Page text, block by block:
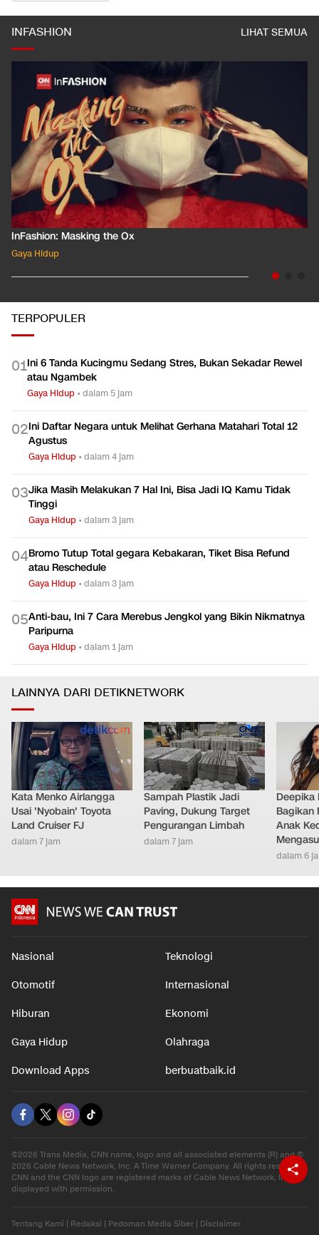
INFASHION LIHAT SEMUA
InFashion: Masking the Ox
Gaya Hidup
TERPOPULER
01Ini 6 Tanda Kucingmu Sedang Stres, Bukan Sekadar Rewel
atau Ngambek
Gaya Hidup •dalam 5 jam
02Ini Daftar Negara untuk Melihat Gerhana Matahari Total 12
Agustus
Gaya Hidup •dalam 4 jam
03Jika Masih Melakukan 7 Hal Ini, Bisa Jadi IQ Kamu Tidak
Tinggi
Gaya Hidup •dalam 3 jam
04Bromo Tutup Total gegara Kebakaran, Tiket Bisa Refund
atau Reschedule
Gaya Hidup •dalam 3 jam
05Anti-bau, Ini 7 Cara Merebus Jengkol yang Bikin Nikmatnya
Paripurna
Gaya Hidup •dalam 1 jam
LAINNYA DARI DETIKNETWORK
Kata Menko Airlangga
Usai 'Nyobain' Toyota
Land Cruiser FJ
dalam 7 jam
Sampah Plastik Jadi
Paving, Dukung Target
Pengurangan Limbah
dalam 7 jam
Deepika
Bagikan
Anak
dalam 6
Nasional Teknologi
Otomotif Internasional
Hiburan Ekonomi
Gaya Hidup Olahraga
Download Apps berbuatbaik.id
©2026 Trans Media, CNN name, logo and all associated elements (R) and ©
2026 Cable News Network, Inc. A Time Warner Company. All rights reserved.
CNN and the CNN logo are registered marks of Cable News Network, Inc.,
displayed with permission.
Tentang Kami Redaksi Pedoman Media Siber Disclaimer